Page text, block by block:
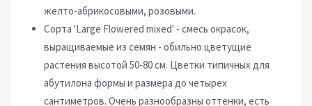
желто-абрикосовыми, розовыми.
Сорта 'Large Flowered mixed' - смесь окрасок,
выращиваемые из семян - обильно цветущие
растения высотой 50-80 см. Цветки типичных для
абутилона формы и размера до четырех
сантиметров. Очень разнообразны оттенки, есть